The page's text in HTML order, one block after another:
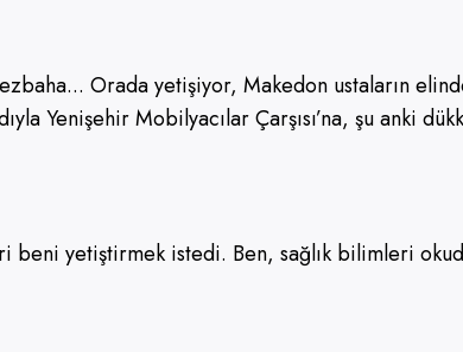
Orada yetişiyor, Makedon ustaların
Yenişehir Mobilyacılar Çarşısı’na, şu
beni yetiştirmek istedi. Ben, sağlık bilimleri